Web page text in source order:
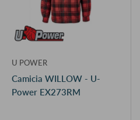
U POWER
Camicia WILLOW - U-
Power EX273RM